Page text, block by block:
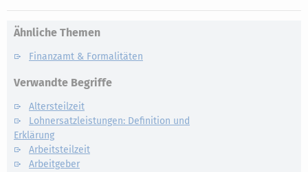
Ähnliche Themen
Finanzamt & Formalitäten
Verwandte Begriffe
Altersteilzeit
Lohnersatzleistungen: Definition und
Erklärung
Arbeitsteilzeit
Arbeitgeber